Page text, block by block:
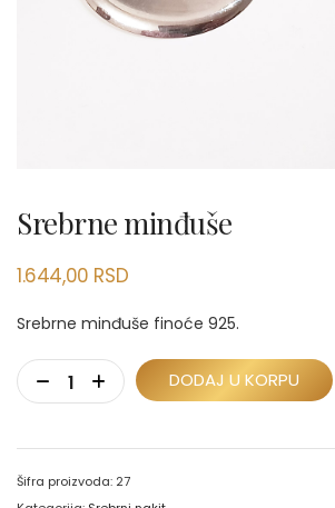
Srebrne minđuše
1.644,00 RSD
Srebrne minđuše finoće 925.
DODAJ U KORPU
Šifra proizvoda: 27